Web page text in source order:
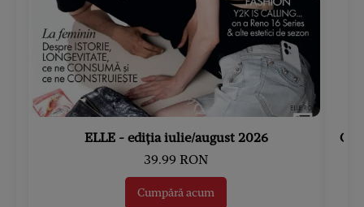
ELLE - ediția iulie/august 2026
39.99 RON
Cumpără acum